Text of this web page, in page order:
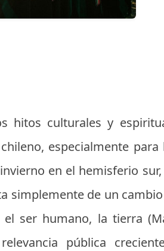
hitos culturales y
especialmente para
en el hemisferio
simplemente de un
ser humano, la tierra
pública